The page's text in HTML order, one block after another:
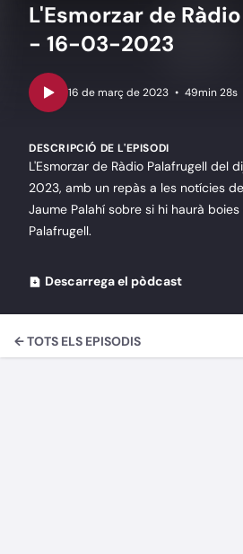
L'Esmorzar de
- 16-03-2023
• 49min 28s
DESCRIPCIÓ DE L'EPISODI
L'Esmorzar de Ràdio Palafrugell del
2023, amb un repàs a les notícies
Jaume Palahí sobre si hi haurà
Palafrugell.
Descarrega el pòdcast
← TOTS ELS EPISODIS